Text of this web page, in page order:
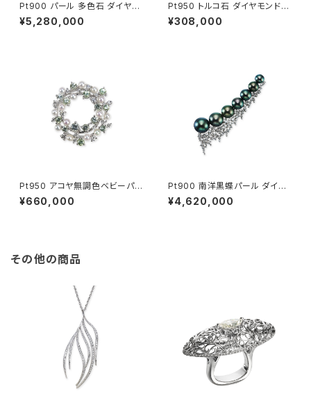
Pt900 パール 多色石 ダイヤモ
ンド ペンダントトップ兼ブローチ
¥5,280,000
Pt950 トルコ石 ダイヤモンド
ブローチ
¥308,000
Pt950 アコヤ無調色ベビーパ
ール ダイヤモンド ミントガーネ
ット ブローチ
¥660,000
Pt900 南洋黒蝶パール ダイヤ
モンド ブローチ
¥4,620,000
その他の商品